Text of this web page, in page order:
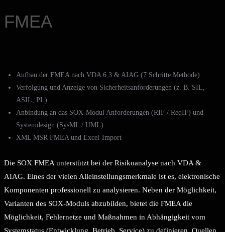
FMEA
Aufbau der FMEA nach VDA 6.3 & AIAG (7 Schritte Methode)
Verfolgung und Anzeige von Sicherheitsanforderungen (z. B. SIL,
ASIL, PL)
Anbindung an das SOX-Modul Anforderungen (RIF / ReqIF) und
Systemdesign (SysML / UML)
XML MSR FMEA und Excel-Import
Die SOX FMEA unterstützt bei der Risikoanalyse nach VDA &
AIAG. Eines der vielen Alleinstellungsmerkmale ist es, elektronische
Komponenten professionell zu analysieren. Neben der Möglichkeit,
Varianten des SOX-Moduls abzubilden, bietet die FMEA die
Möglichkeit, Fehlernetze und Maßnahmen in Abhängigkeit vom
Systemstatus (Entwicklung, Betrieb, Service) zu definieren. Quellen